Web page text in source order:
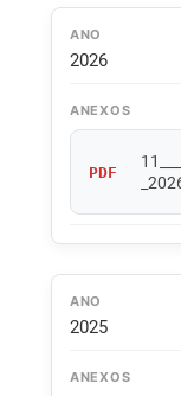
ANO
2026
ANEXOS
PDF
ANO
2025
ANEXOS